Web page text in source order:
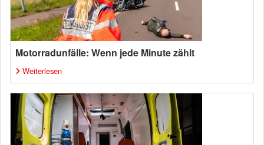
Motorradunfälle: Wenn jede Minute zählt
Weiterlesen